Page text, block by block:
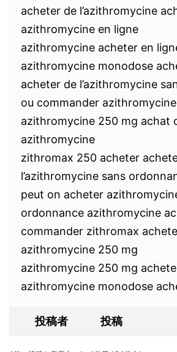
acheter de l’azithromycine
azithromycine en ligne
azithromycine acheter en
azithromycine monodose
acheter de l’azithromycine
ou commander azithromycine
azithromycine 250 mg achat
azithromycine
zithromax 250 acheter
l’azithromycine sans
peut on acheter
ordonnance azithromycine
commander zithromax
azithromycine 250 mg
azithromycine 250 mg
azithromycine monodose
投稿者 投稿